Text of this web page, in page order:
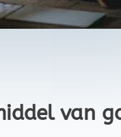
van